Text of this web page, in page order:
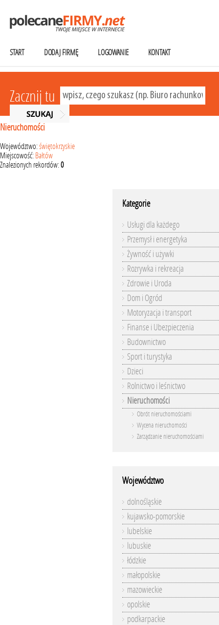
START DODAJ FIRMĘ LOGOWANIE KONTAKT
Zacznij tu
Nieruchomości
Województwo:świętokrzyskie
Miejscowość: Bałtów
Znalezionych rekordów:0
Kategorie
Usługi dla każdego
Przemysł i energetyka
Żywność i używki
Rozrywka i rekreacja
Zdrowie i Uroda
Dom i Ogród
Motoryzacja i transport
Finanse i Ubezpieczenia
Budownictwo
Sport i turystyka
Dzieci
Rolnictwo i leśnictwo
Nieruchomości
Obrót nieruchomościami
Wycena nieruchomości
Zarządzanie nieruchomościami
Województwo
dolnośląskie
kujawsko-pomorskie
lubelskie
lubuskie
łódzkie
małopolskie
mazowieckie
opolskie
podkarpackie